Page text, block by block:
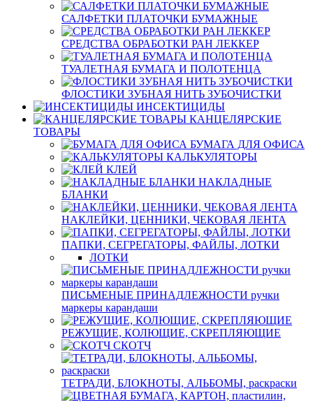
САЛФЕТКИ ПЛАТОЧКИ БУМАЖНЫЕ
СРЕДСТВА ОБРАБОТКИ РАН ЛЕККЕР
ТУАЛЕТНАЯ БУМАГА И ПОЛОТЕНЦА
ФЛОСТИКИ ЗУБНАЯ НИТЬ ЗУБОЧИСТКИ
ИНСЕКТИЦИДЫ
КАНЦЕЛЯРСКИЕ
ТОВАРЫ
БУМАГА ДЛЯ ОФИСА
КАЛЬКУЛЯТОРЫ
КЛЕЙ
НАКЛАДНЫЕ
БЛАНКИ
НАКЛЕЙКИ, ЦЕННИКИ, ЧЕКОВАЯ ЛЕНТА
ПАПКИ, СЕГРЕГАТОРЫ, ФАЙЛЫ, ЛОТКИ
ЛОТКИ
ПИСЬМЕНЫЕ ПРИНАДЛЕЖНОСТИ ручки
маркеры карандаши
РЕЖУЩИЕ, КОЛЮЩИЕ, СКРЕПЛЯЮЩИЕ
СКОТЧ
ТЕТРАДИ, БЛОКНОТЫ, АЛЬБОМЫ, раскраски